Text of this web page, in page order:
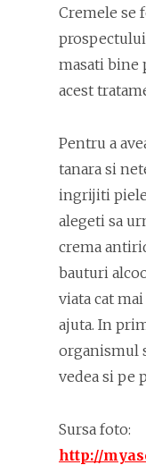
Cremele se
masati bine
acest
Pentru a
tanara si
ingrijiti
alegeti sa
crema
bauturi
viata cat
ajuta. In
organismul
vedea si pe
Sursa foto:
http://